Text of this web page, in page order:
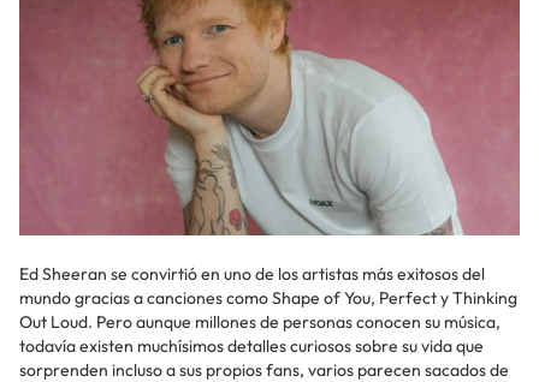
Ed Sheeran se convirtió en uno de los artistas más exitosos del
mundo gracias a canciones como Shape of You, Perfect y Thinking
Out Loud. Pero aunque millones de personas conocen su música,
todavía existen muchísimos detalles curiosos sobre su vida que
sorprenden incluso a sus propios fans, varios parecen sacados de